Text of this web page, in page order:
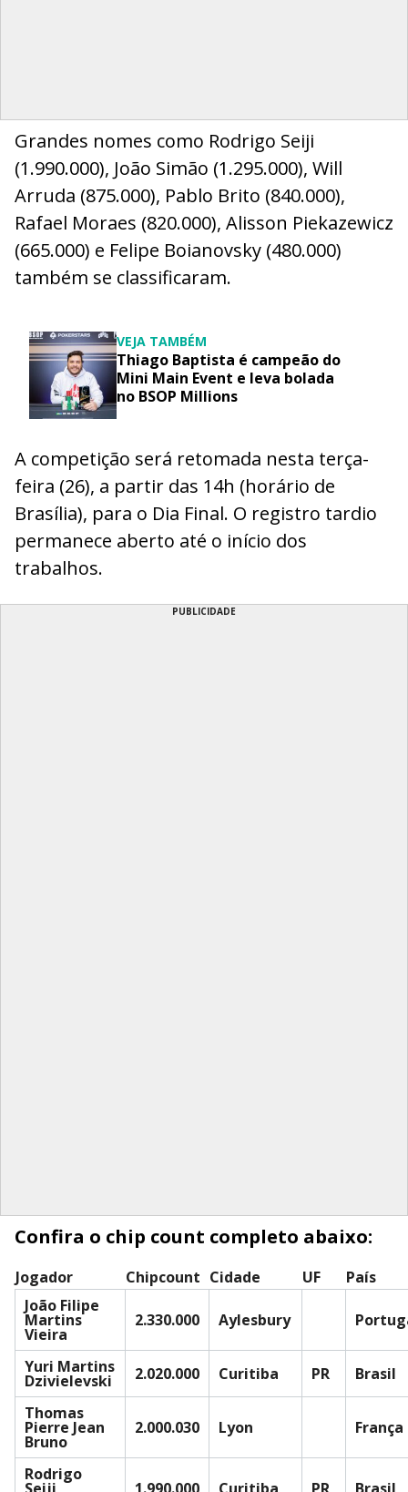
Grandes nomes como Rodrigo Seiji
(1.990.000), João Simão (1.295.000), Will
Arruda (875.000), Pablo Brito (840.000),
Rafael Moraes (820.000), Alisson Piekazewicz
(665.000) e Felipe Boianovsky (480.000)
também se classificaram.
VEJA TAMBÉM
Thiago Baptista é campeão do
Mini Main Event e leva bolada
no BSOP Millions
A competição será retomada nesta terça-
feira (26), a partir das 14h (horário de
Brasília), para o Dia Final. O registro tardio
permanece aberto até o início dos
trabalhos.
PUBLICIDADE
Confira o chip count completo abaixo:
Jogador Chipcount Cidade UF
País
João Filipe
Martins
Vieira
2.330.000 Aylesbury
Yuri Martins
Dzivielevski 2.020.000 Curitiba PR
Brasil
Thomas
Pierre Jean
Bruno
2.000.030 Lyon França
Rodrigo